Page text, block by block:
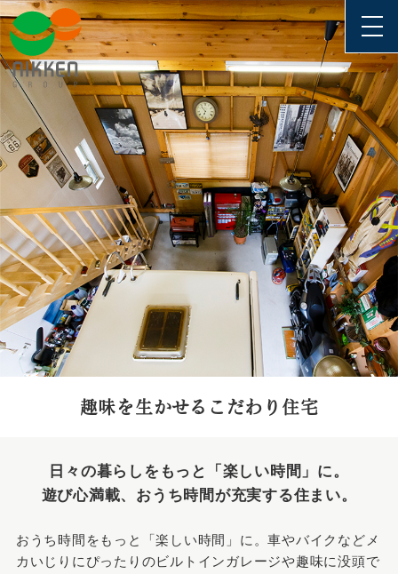
趣味を生かせるこだわり住宅
日々の暮らしをもっと「楽しい時間」に。
遊び心満載、おうち時間が充実する住まい。
おうち時間をもっと「楽しい時間」に。車やバイクなどメ
カいじりにぴったりのビルトインガレージや趣味に没頭で